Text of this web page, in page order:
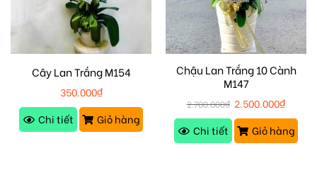
Cây Lan Trắng M154
350.000₫
Chi tiết
Giỏ hàng
Chậu Lan Trắng 10 Cành
M147
2.700.000₫ 2.500.000₫
Chi tiết
Giỏ hàng